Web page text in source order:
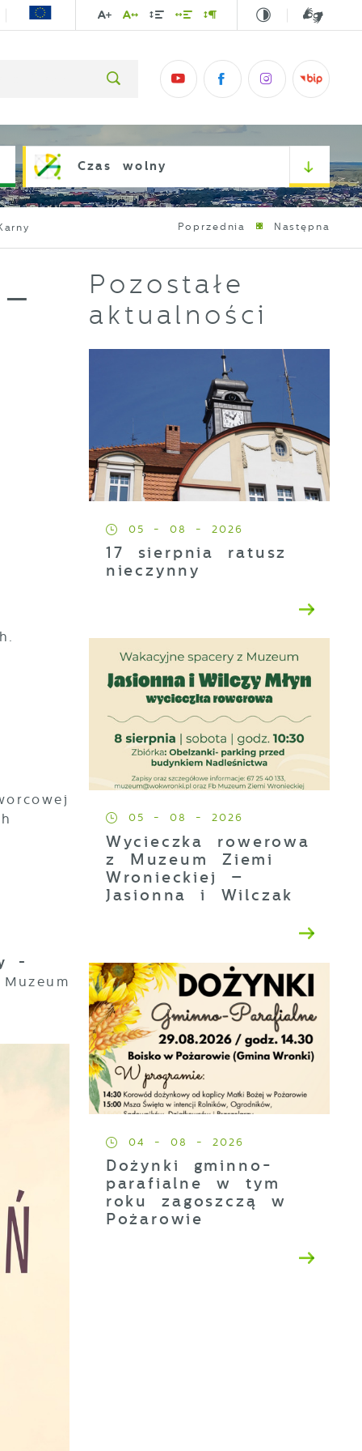
Czas wolny
Poprzednia Następna
-
Pozostałe
aktualności
05 - 08 - 2026
17 sierpnia ratusz
nieczynny
05 - 08 - 2026
Wycieczka rowerowa
z Muzeum Ziemi
Wronieckiej –
Jasionna i Wilczak
04 - 08 - 2026
Dożynki gminno-
parafialne w tym
roku zagoszczą w
Pożarowie